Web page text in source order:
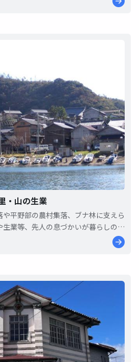
世界ジオパークに認定され、地域の持
・山の生業
平野部の農村集落、ブナ林に支えら
業等、先人の息づかいが暮らしの中